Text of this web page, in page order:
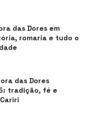
das Dores em
romaria e tudo o
das Dores
tradição, fé e